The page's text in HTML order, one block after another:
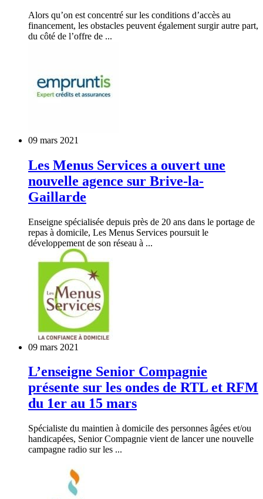
Alors qu’on est concentré sur les conditions d’accès au
financement, les obstacles peuvent également surgir autre part,
du côté de l’offre de ...
09 mars 2021
Les Menus Services a ouvert une
nouvelle agence sur Brive-la-
Gaillarde
Enseigne spécialisée depuis près de 20 ans dans le portage de
repas à domicile, Les Menus Services poursuit le
développement de son réseau à ...
09 mars 2021
L’enseigne Senior Compagnie
présente sur les ondes de RTL et RFM
du 1er au 15 mars
Spécialiste du maintien à domicile des personnes âgées et/ou
handicapées, Senior Compagnie vient de lancer une nouvelle
campagne radio sur les ...